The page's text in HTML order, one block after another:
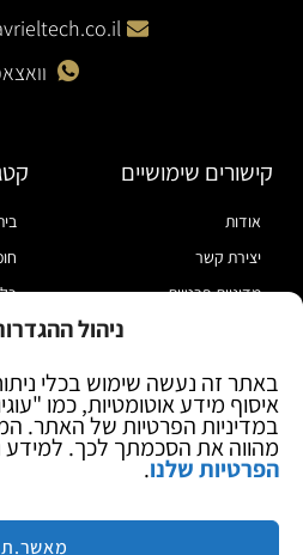
ניהול
באתר זה נעשה שימוש בכלי ניתוח
איסוף מידע אוטומטיות, כמו
במדיניות הפרטיות של האתר.
מהווה את הסכמתך לכך. למידע
הפרטיות שלנו.
מאשר.ת
קישורים שימושיים
אודות
יצירת קשר
מדיניות פרטיות
בלוג